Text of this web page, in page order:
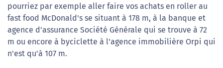
pourriez par exemple aller faire vos achats en roller au
fast food McDonald's se situant à 178 m, à la banque et
agence d'assurance Société Générale qui se trouve à 72
m ou encore à byciclette à l'agence immobilière Orpi qui
n'est qu'à 107 m.